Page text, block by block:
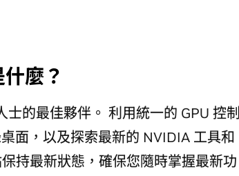
麼？
的最佳夥伴。 利用統一的 GPU 控制
面，以及探索最新的 NVIDIA 工具和
持最新狀態，確保您隨時掌握最新功